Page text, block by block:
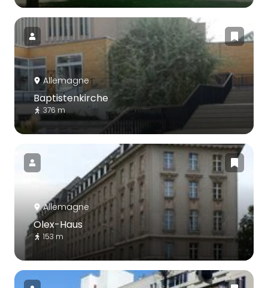
Allemagne
Baptistenkirche
376 m
Allemagne
Olex-Haus
153 m